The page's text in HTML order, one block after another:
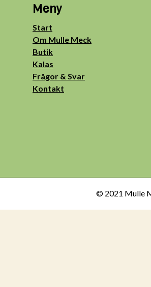
Meny
Start
Om Mulle Meck
Butik
Kalas
Frågor & Svar
Kontakt
© 2021 Mulle